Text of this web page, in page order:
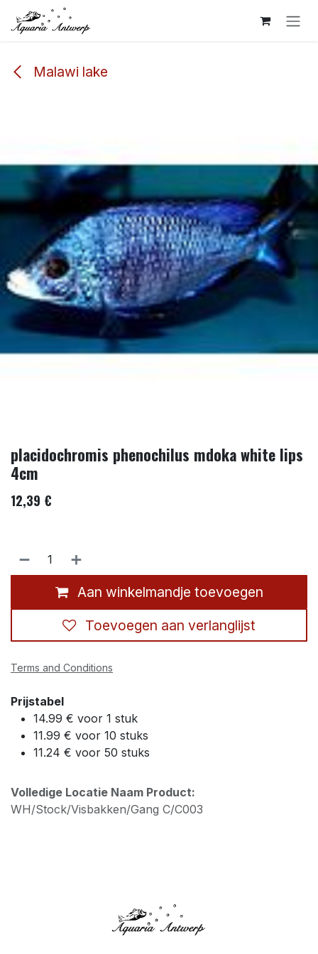
Overslaan naar inhoud
Malawi lake
placidochromis phenochilus mdoka white lips
4cm
12,39 €
Aan winkelmandje toevoegen
Toevoegen aan verlanglijst
Terms and Conditions
Prijstabel
14.99 € voor 1 stuk
11.99 € voor 10 stuks
11.24 € voor 50 stuks
Volledige Locatie Naam Product:
WH/Stock/Visbakken/Gang C/C003